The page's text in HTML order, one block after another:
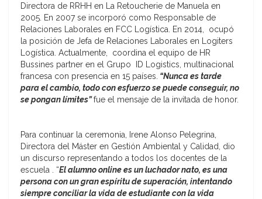
Directora de RRHH en La Retoucherie de Manuela en
2005. En 2007 se incorporó como Responsable de
Relaciones Laborales en FCC Logística. En 2014, ocupó
la posición de Jefa de Relaciones Laborales en Logiters
Logística. Actualmente, coordina el equipo de HR
Bussines partner en el Grupo ID Logistics, multinacional
francesa con presencia en 15 países. “Nunca es tarde
para el cambio, todo con esfuerzo se puede conseguir, no
se pongan límites”fue el mensaje de la invitada de honor.
Para continuar la ceremonia, Irene Alonso Pelegrina,
Directora del Máster en Gestión Ambiental y Calidad, dio
un discurso representando a todos los docentes de la
escuela . “El alumno online es un luchador nato, es una
persona con un gran espíritu de superación, intentando
siempre conciliar la vida de estudiante con la vida